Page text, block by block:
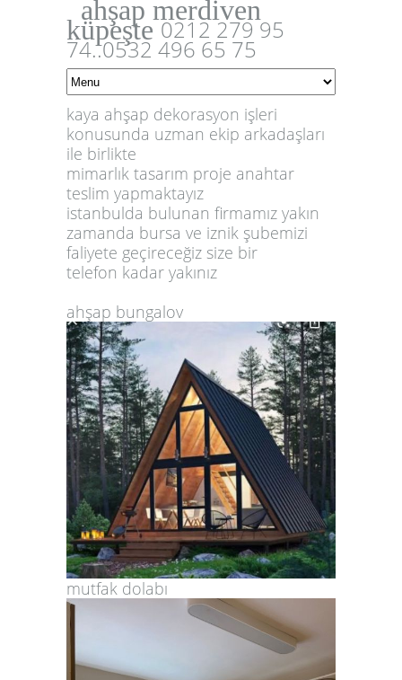
ahşap merdiven
küpeşte0212 279 95
74..0532 496 65 75
kaya ahşap dekorasyon işleri
konusunda uzman ekip arkadaşları
ile birlikte
mimarlık tasarım proje anahtar
teslim yapmaktayız
istanbulda bulunan firmamız yakın
zamanda bursa ve iznik şubemizi
faliyete geçireceğiz size bir
telefon kadar yakınız
ahşap bungalov
mutfak dolabı